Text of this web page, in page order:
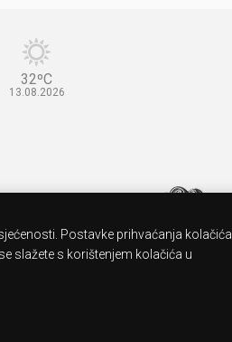
32ºC
13.08.2026
Postavke prihvaćanja kolačića
slažete s korištenjem kolačića u